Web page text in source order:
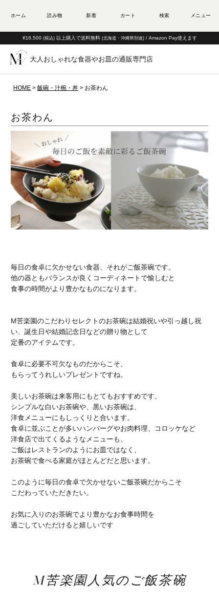
¥16,500 (税込) 以上購入で送料無料 (北海道・沖縄県別途) / Amazon Pay使えます
大人おしゃれな食器やお皿の通販専門店
HOME 飯碗・汁椀・丼 お茶わん
お茶わん
毎日の食卓に欠かせない食器、それがご飯茶碗です。
他の器ともバランスが良くコーディネートで愉しむと
食事の時間がより豊かなものになります。
M苦楽園のこだわりセレクトのお茶碗は結婚祝いや引っ越し祝
い、誕生日や結婚記念日などの贈り物として
定番のアイテムです。
食卓に必要不可欠なものだからこそ、
もらってうれしいプレゼントですね。
美しいお茶碗は来客用にもとてもおすすめです。
シンプルな白いお茶碗や、黒いお茶碗は、
洋食メニューにもしっくりと合います。
食卓に並ぶことが多いハンバーグやお肉料理、コロッケなど
洋食店で出てくるようなメニューも、
ご飯はレストランのようにお皿ではなく、
お茶碗で食べる家庭がほとんどだと思います。
このように毎日の食卓で欠かせないご飯茶碗だからこそ
こだわっていただきたい。
お気に入りのお茶碗でより豊かなお食事時間を
過ごしていただけると嬉しいです
M苦楽園人気のご飯茶碗